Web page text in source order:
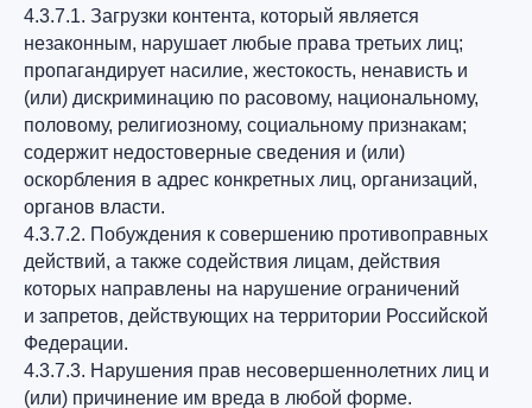
4.3.7.1. Загрузки контента, который является
незаконным, нарушает любые права третьих лиц;
пропагандирует насилие, жестокость, ненависть и
(или) дискриминацию по расовому, национальному,
половому, религиозному, социальному признакам;
содержит недостоверные сведения и (или)
оскорбления в адрес конкретных лиц, организаций,
органов власти.
4.3.7.2. Побуждения к совершению противоправных
действий, а также содействия лицам, действия
которых направлены на нарушение ограничений
и запретов, действующих на территории Российской
Федерации.
4.3.7.3. Нарушения прав несовершеннолетних лиц и
(или) причинение им вреда в любой форме.